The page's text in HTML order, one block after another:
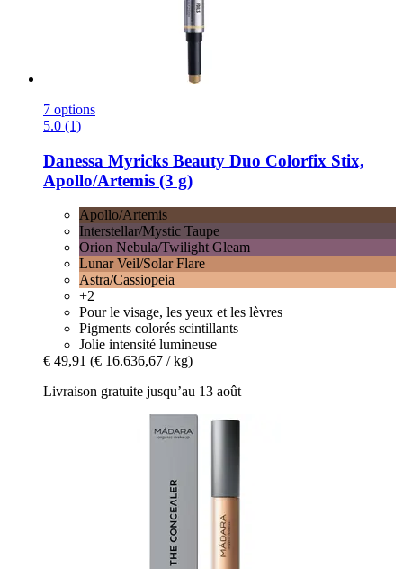
7 options
5.0 (1)
Danessa Myricks Beauty Duo Colorfix Stix,
Apollo/Artemis (3 g)
Apollo/Artemis
Interstellar/Mystic Taupe
Orion Nebula/Twilight Gleam
Lunar Veil/Solar Flare
Astra/Cassiopeia
+2
Pour le visage, les yeux et les lèvres
Pigments colorés scintillants
Jolie intensité lumineuse
€ 49,91 (€ 16.636,67 / kg)
Livraison gratuite jusqu’au 13 août